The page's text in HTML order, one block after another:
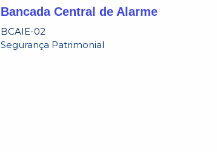
Bancada Central de Alarme
BCAIE-02
Segurança Patrimonial